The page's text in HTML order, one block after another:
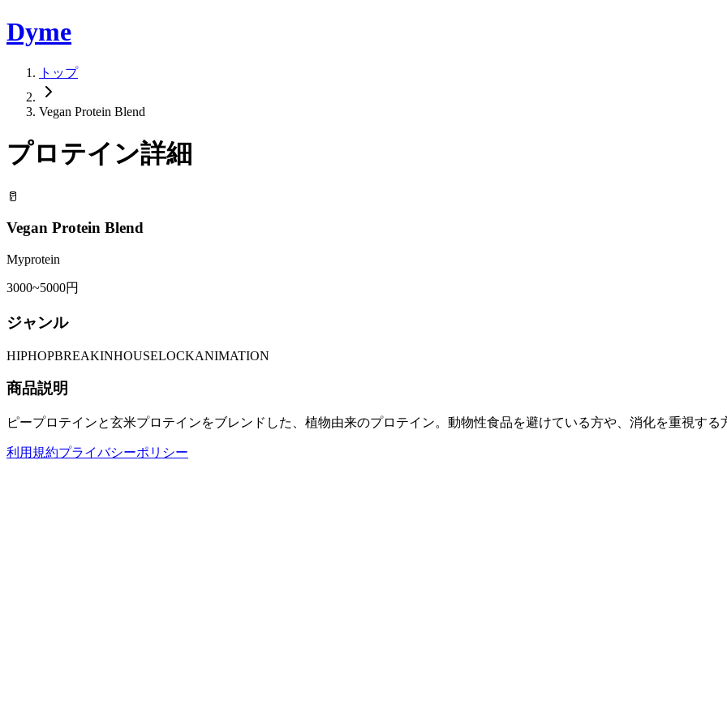
Dyme
トップ
Vegan Protein Blend
プロテイン詳細
🥛
Vegan Protein Blend
Myprotein
3000~5000円
ジャンル
HIPHOPBREAKINHOUSELOCKANIMATION
商品説明
ピープロテインと玄米プロテインをブレンドした、植物由来のプロテイン。動物性食品を避けている方や、消化を重視する
利用規約プライバシーポリシー